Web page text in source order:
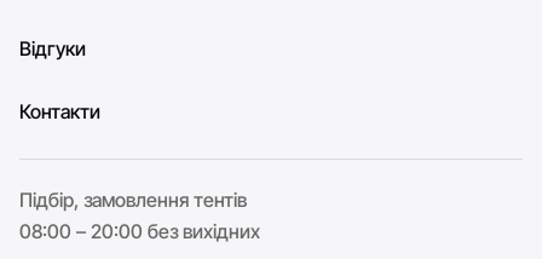
Відгуки
Контакти
Підбір, замовлення тентів
08:00 – 20:00 без вихідних